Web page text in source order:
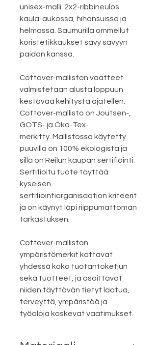
unisex-malli. 2x2-ribbineulos
kaula-aukossa, hihansuissa ja
helmassa. Saumurilla ommellut
koristetikkaukset sävy sävyyn
paidan kanssa.
Cottover-malliston vaatteet
valmistetaan alusta loppuun
kestävää kehitystä ajatellen.
Cottover-mallisto on Joutsen-,
GOTS- ja Öko-Tex-
merkitty. Mallistossa käytetty
puuvilla on 100% ekologista ja
sillä on Reilun kaupan sertifiointi.
Sertifioitu tuote täyttää
kyseisen
sertifiointiorganisaation kriteerit
ja on käynyt läpi riippumattoman
tarkastuksen.
Cottover-malliston
ympäristömerkit kattavat
yhdessä koko tuotantoketjun
sekä tuotteet, ja osoittavat
niiden täyttävän tietyt laatua,
terveyttä, ympäristöä ja
työoloja koskevat vaatimukset.